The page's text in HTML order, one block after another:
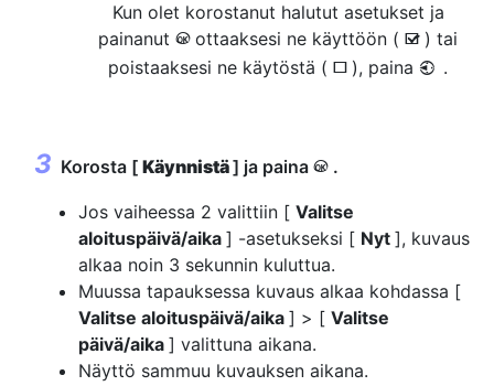
Kun olet korostanut halutut asetukset ja
painanut J ottaaksesi ne käyttöön ( M ) tai
poistaaksesi ne käytöstä ( U ), paina 4 .
Korosta [ Käynnistä] ja paina J .
Jos vaiheessa 2 valittiin [ Valitse
aloituspäivä/aika ] -asetukseksi [ Nyt ], kuvaus
alkaa noin 3 sekunnin kuluttua.
Muussa tapauksessa kuvaus alkaa kohdassa [
Valitse aloituspäivä/aika ] > [ Valitse
päivä/aika ] valittuna aikana.
Näyttö sammuu kuvauksen aikana.